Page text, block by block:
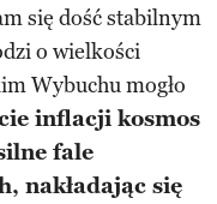
się dość stabilnym
o wielkości
Wybuchu mogło
inflacji kosmos
fale
nakładając się